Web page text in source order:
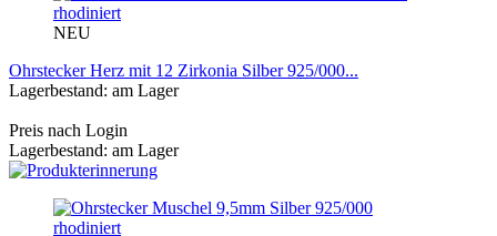
NEU
Ohrstecker Herz mit 12 Zirkonia Silber 925/000...
Lagerbestand: am Lager
Preis nach Login
Lagerbestand: am Lager